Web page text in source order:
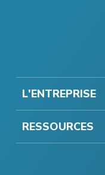
L'ENTREPRISE
RESSOURCES